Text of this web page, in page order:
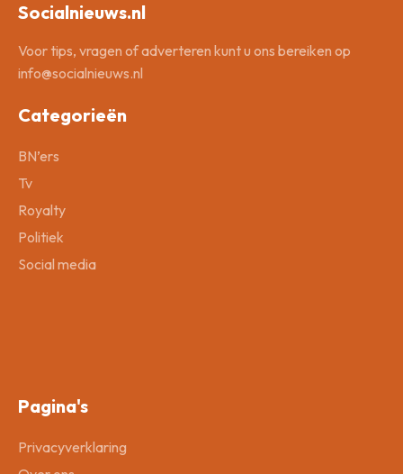
Socialnieuws.nl
Voor tips, vragen of adverteren kunt u ons bereiken op
info@socialnieuws.nl
Categorieën
BN’ers
Tv
Royalty
Politiek
Social media
Pagina's
Privacyverklaring